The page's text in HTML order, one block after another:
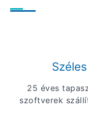
25 éves
szoftverek